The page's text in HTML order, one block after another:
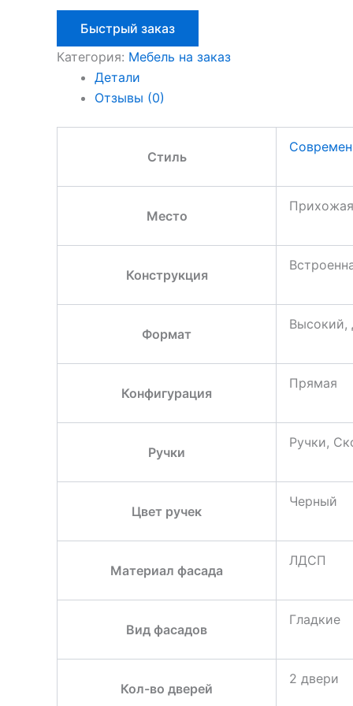
Быстрый заказ
Категория: Мебель на заказ
Детали
Отзывы (0)
Стиль
Место
Прихожая
Конструкция
Формат
Высокий,
Конфигурация
Прямая
Ручки
Ручки,
Цвет ручек
Черный
Материал фасада
ЛДСП
Вид фасадов
Гладкие
Кол-во дверей
2 двери